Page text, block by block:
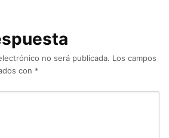
no será publicada. Los campos
con *